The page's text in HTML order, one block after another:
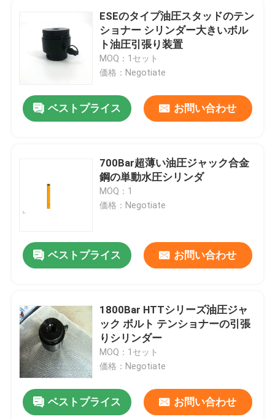
家へ
ESEのタイプ油圧スタッドのテン
ショナー シリンダー大きいボル
ト油圧引張り装置
MOQ：1セット
価格：Negotiate
ベストプライス お問い合わせ
700Bar超薄い油圧ジャック合金
鋼の単動水圧シリンダ
MOQ：1
価格：Negotiate
ベストプライス お問い合わせ
1800Bar HTTシリーズ油圧ジャ
ック ボルト テンショナーの引張
りシリンダー
MOQ：1セット
価格：Negotiate
ベストプライス お問い合わせ